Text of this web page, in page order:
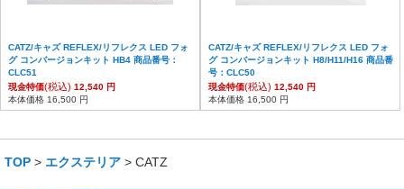
CATZ/キャズ REFLEX/リフレクス LED フォ
グ コンバージョンキット HB4 商品番号：
CLC51
現金特価(税込) 12,540 円
本体価格 16,500 円
CATZ/キャズ REFLEX/リフレクス LED フォ
グ コンバージョンキット H8/H11/H16 商品番
号：CLC50
現金特価(税込) 12,540 円
本体価格 16,500 円
TOP > エクステリア > CATZ